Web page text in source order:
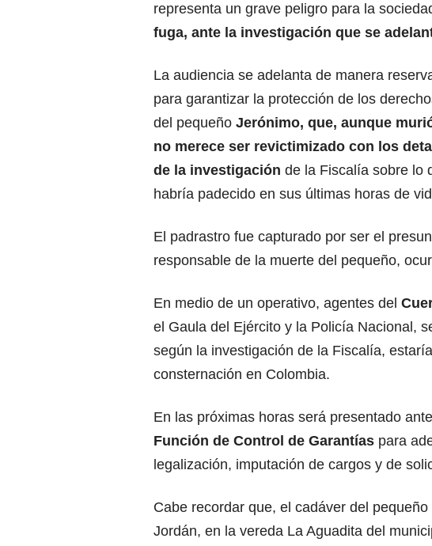
representa un grave peligro para la
fuga, ante la investigación que se
La audiencia se adelanta de manera
para garantizar la protección de los
del pequeño Jerónimo, que, aunque
no merece ser revictimizado con los
de la investigación de la Fiscalía sobre lo
habría padecido en sus últimas horas de
El padrastro fue capturado por ser el
responsable de la muerte del pequeño,
En medio de un operativo, agentes del
el Gaula del Ejército y la Policía Nacional,
según la investigación de la Fiscalía,
consternación en Colombia.
En las próximas horas será presentado
Función de Control de Garantías para
legalización, imputación de cargos y de
Cabe recordar que, el cadáver del
Jordán, en la vereda La Aguadita del